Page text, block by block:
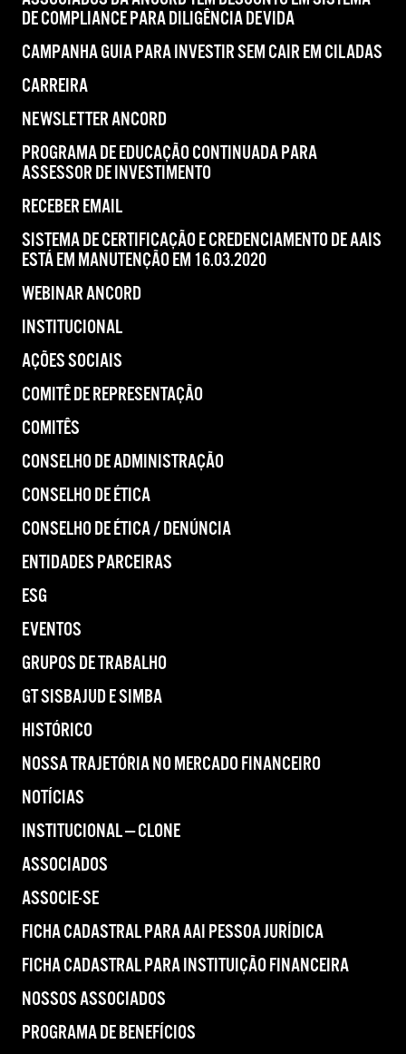
DE COMPLIANCE PARA DILIGÊNCIA DEVIDA
CAMPANHA GUIA PARA INVESTIR SEM CAIR EM CILADAS
CARREIRA
NEWSLETTER ANCORD
PROGRAMA DE EDUCAÇÃO CONTINUADA PARA
ASSESSOR DE INVESTIMENTO
RECEBER EMAIL
SISTEMA DE CERTIFICAÇÃO E CREDENCIAMENTO DE AAIS
ESTÁ EM MANUTENÇÃO EM 16.03.2020
WEBINAR ANCORD
INSTITUCIONAL
AÇÕES SOCIAIS
COMITÊ DE REPRESENTAÇÃO
COMITÊS
CONSELHO DE ADMINISTRAÇÃO
CONSELHO DE ÉTICA
CONSELHO DE ÉTICA / DENÚNCIA
ENTIDADES PARCEIRAS
ESG
EVENTOS
GRUPOS DE TRABALHO
GT SISBAJUD E SIMBA
HISTÓRICO
NOSSA TRAJETÓRIA NO MERCADO FINANCEIRO
NOTÍCIAS
INSTITUCIONAL — CLONE
ASSOCIADOS
ASSOCIE-SE
FICHA CADASTRAL PARA AAI PESSOA JURÍDICA
FICHA CADASTRAL PARA INSTITUIÇÃO FINANCEIRA
NOSSOS ASSOCIADOS
PROGRAMA DE BENEFÍCIOS